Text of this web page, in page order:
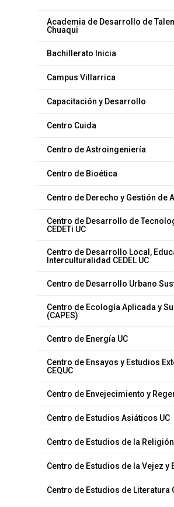
Academia de Desarrollo de
Chuaqui
Bachillerato Inicia
Campus Villarrica
Capacitación y Desarrollo
Centro Cuida
Centro de Astroingeniería
Centro de Bioética
Centro de Derecho y Gestión de
Centro de Desarrollo de
CEDETi UC
Centro de Desarrollo Local,
Interculturalidad CEDEL UC
Centro de Desarrollo Urbano
Centro de Ecología Aplicada y
(CAPES)
Centro de Energía UC
Centro de Ensayos y Estudios
CEQUC
Centro de Envejecimiento y
Centro de Estudios Asiáticos UC
Centro de Estudios de la Religión
Centro de Estudios de la Vejez y
Centro de Estudios de Literatura